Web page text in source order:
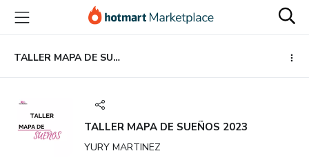
principal
página
de
página
TALLER MAPA DE SUEÑOS 2023
TALLER MAPA DE SUEÑOS 2023
YURY MARTINEZ